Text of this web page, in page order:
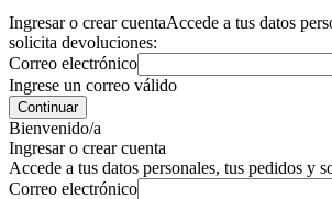
Ingresar o crear cuentaAccede a tus datos
solicita devoluciones:
Correo electrónico
Ingrese un correo válido
Continuar
Bienvenido/a
Ingresar o crear cuenta
Accede a tus datos personales, tus pedidos y
Correo electrónico